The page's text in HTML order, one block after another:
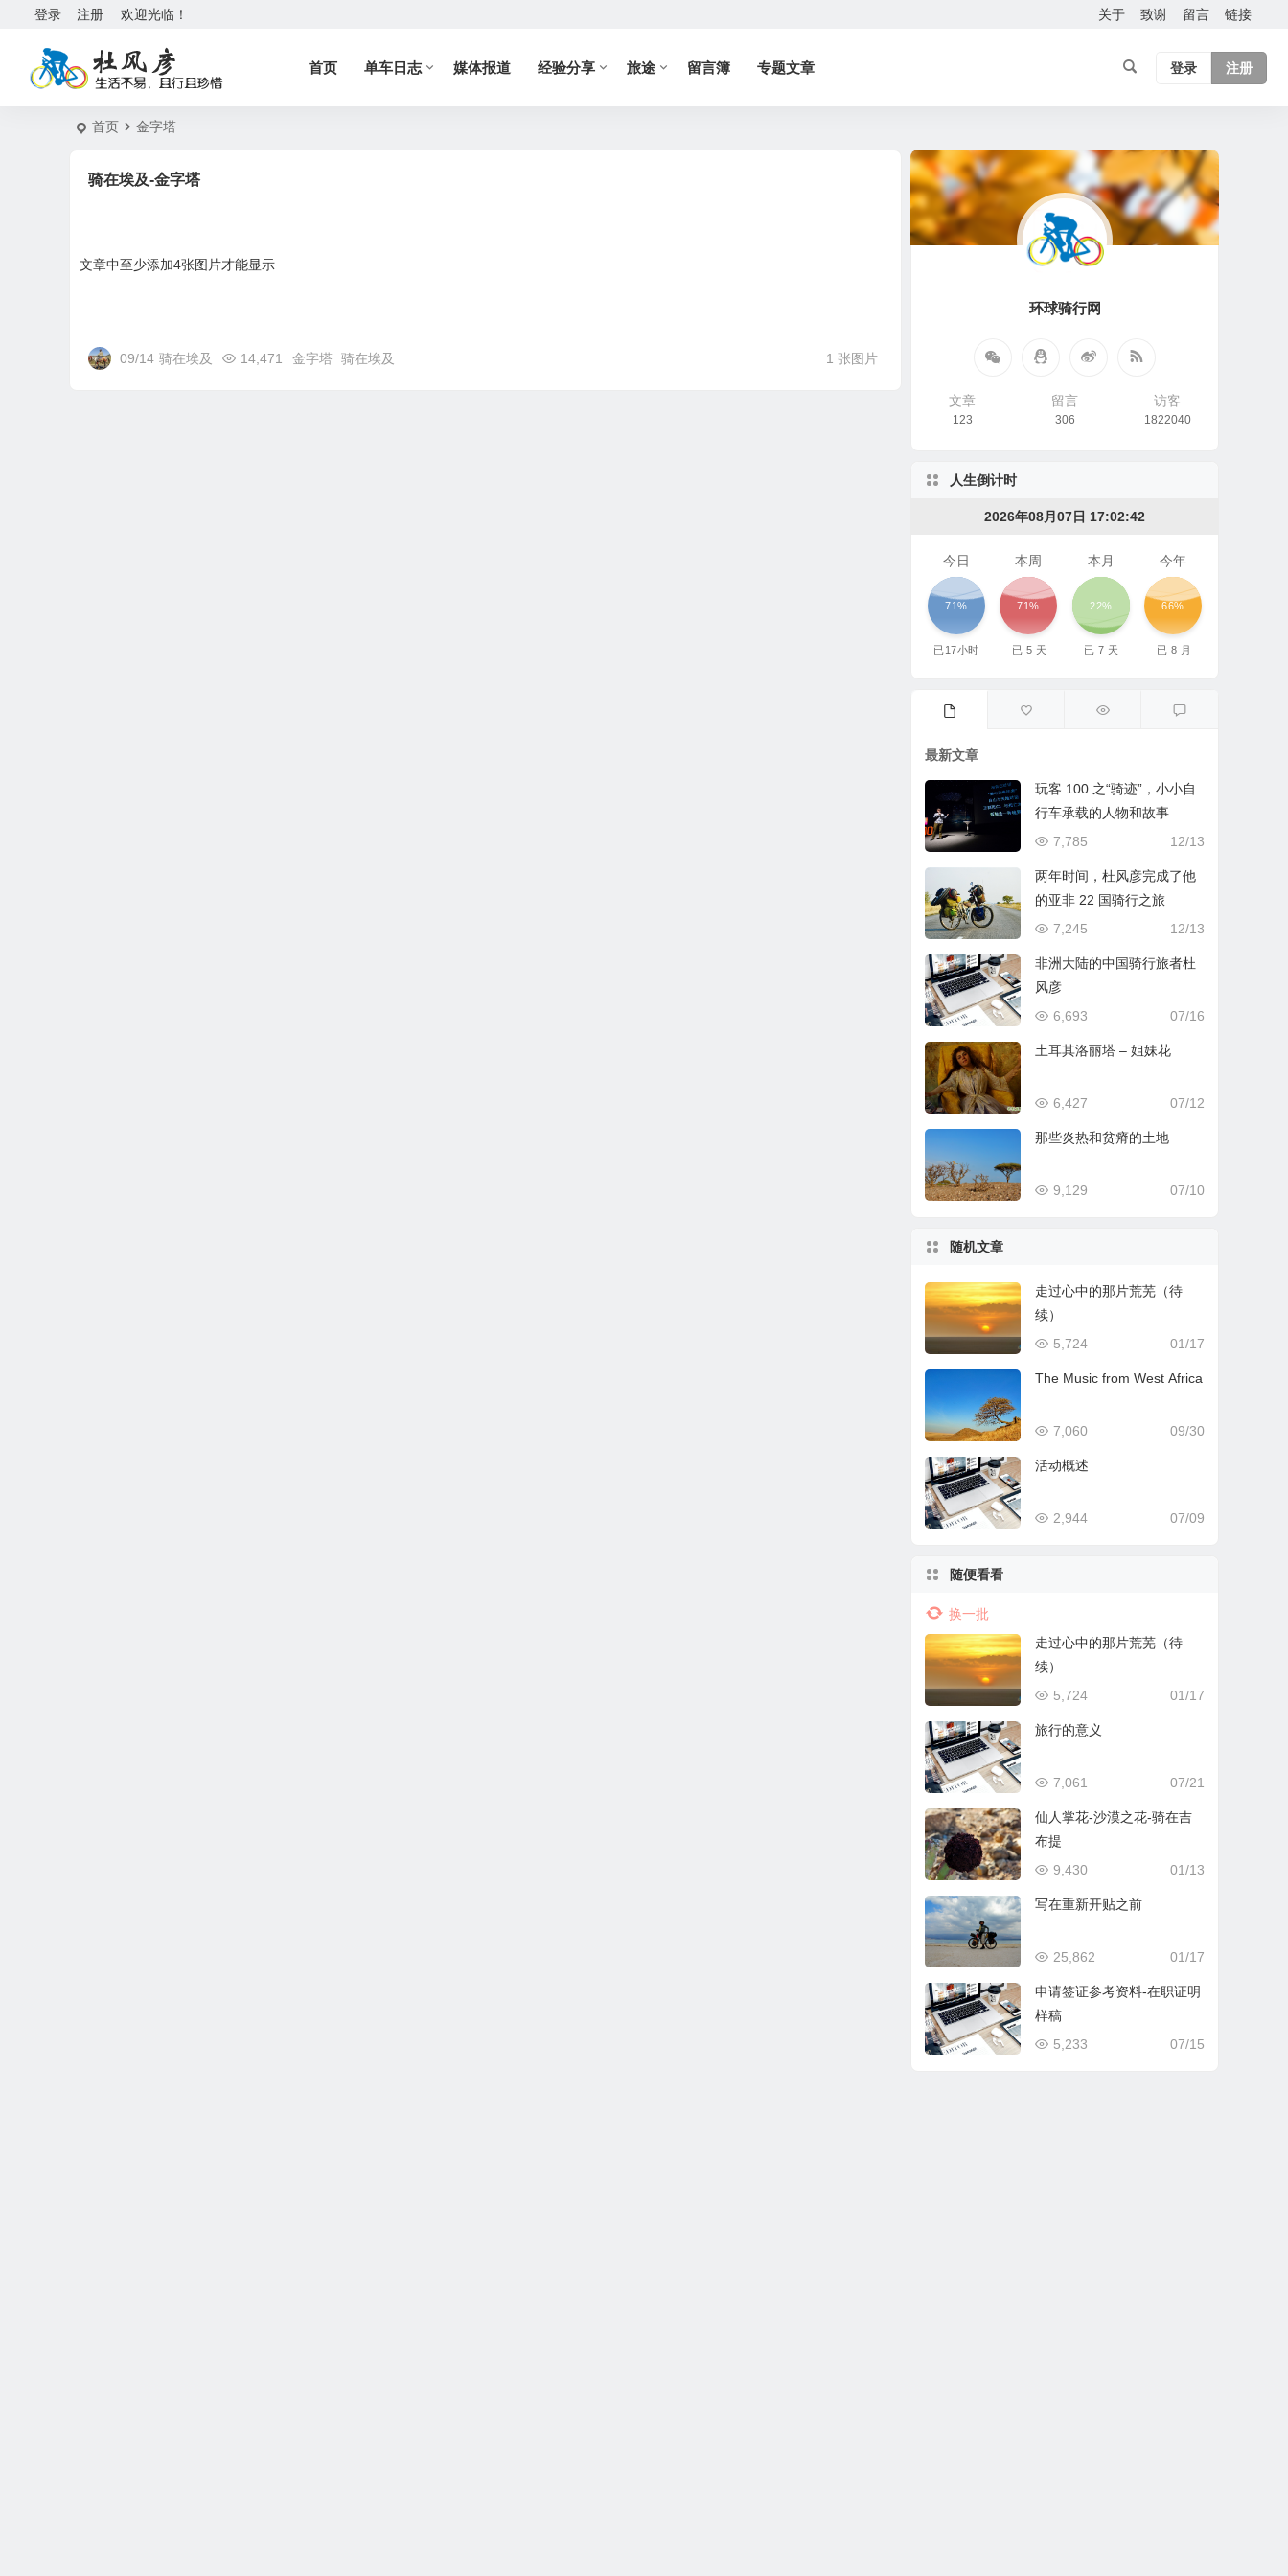
欢迎光临！
登录 注册 关于 致谢 留言 链接
首页 单车日志 媒体报道 经验分享 旅途 留言簿 专题文章 登录 注册
首页 金字塔
骑在埃及-金字塔
文章中至少添加4张图片才能显示
09/14 骑在埃及 14,471 金字塔 骑在埃及 1 张图片
环球骑行网
文章
123
留言
306
访客
1822040
人生倒计时
2026年08月07日 17:02:42
今日
71%
已17小时
本周
71%
已 5 天
本月
22%
已 7 天
今年
66%
已 8 月
最新文章
玩客 100 之“骑迹”，小小自
行车承载的人物和故事
12/13
7,785
两年时间，杜风彦完成了他
的亚非 22 国骑行之旅
12/13
7,245
非洲大陆的中国骑行旅者杜
风彦
07/16
6,693
土耳其洛丽塔 – 姐妹花
07/12
6,427
那些炎热和贫瘠的土地
07/10
9,129
随机文章
走过心中的那片荒芜（待
续）
01/17
5,724
The Music from West Africa
09/30
7,060
活动概述
07/09
2,944
随便看看
换一批
走过心中的那片荒芜（待
续）
01/17
5,724
旅行的意义
07/21
7,061
仙人掌花-沙漠之花-骑在吉
布提
01/13
9,430
写在重新开贴之前
01/17
25,862
申请签证参考资料-在职证明
样稿
07/15
5,233